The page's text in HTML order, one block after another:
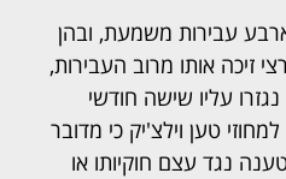
עבירות משמעת, ובהן
זיכה אותו מרוב העבירות,
הרשעה נגזרו עליו שישה חודשי
והוצאות בסך 5,000 שקל. בערעור למחוזי טען וילצ'יק כי מדובר
נגד עצם חוקיותו או